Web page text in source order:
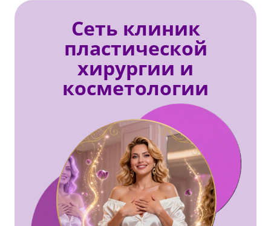
Сеть клиник
пластической
хирургии и
косметологии